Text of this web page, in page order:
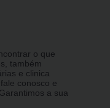
o que
também
e clinica
conosco e
a sua